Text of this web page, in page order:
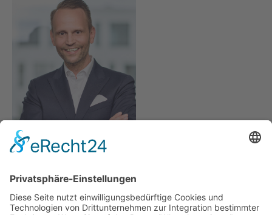
Patric Heberlein
Tel.+49-89-21528687-7